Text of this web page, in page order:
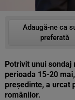
Adaugă-ne ca
preferată
Potrivit unui sondaj
perioada 15-20
președinte, a urcat
românilor.